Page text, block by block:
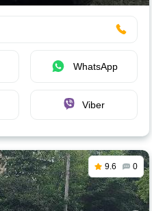
WhatsApp
Viber
9.6 0